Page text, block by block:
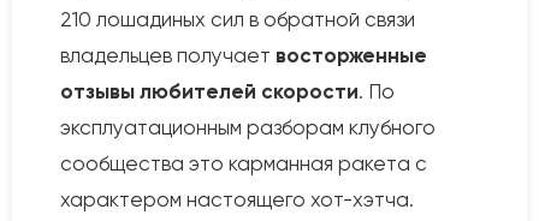
210 лошадиных сил в обратной связи
владельцев получает восторженные
отзывы любителей скорости. По
эксплуатационным разборам клубного
сообщества это карманная ракета с
характером настоящего хот-хэтча.